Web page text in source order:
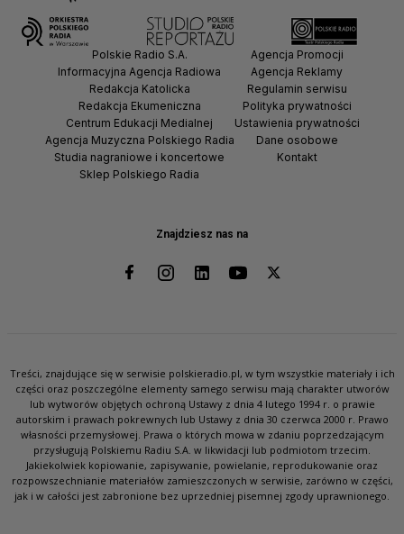
Znajdziesz nas na
Polskie Radio S.A.
Informacyjna Agencja Radiowa
Redakcja Katolicka
Redakcja Ekumeniczna
Centrum Edukacji Medialnej
Agencja Muzyczna Polskiego Radia
Studia nagraniowe i koncertowe
Sklep Polskiego Radia
Agencja Promocji
Agencja Reklamy
Regulamin serwisu
Polityka prywatności
Ustawienia prywatności
Dane osobowe
Kontakt
Treści, znajdujące się w serwisie polskieradio.pl, w tym wszystkie materiały i ich
części oraz poszczególne elementy samego serwisu mają charakter utworów
lub wytworów objętych ochroną Ustawy z dnia 4 lutego 1994 r. o prawie
autorskim i prawach pokrewnych lub Ustawy z dnia 30 czerwca 2000 r. Prawo
własności przemysłowej. Prawa o których mowa w zdaniu poprzedzającym
przysługują Polskiemu Radiu S.A. w likwidacji lub podmiotom trzecim.
Jakiekolwiek kopiowanie, zapisywanie, powielanie, reprodukowanie oraz
rozpowszechnianie materiałów zamieszczonych w serwisie, zarówno w części,
jak i w całości jest zabronione bez uprzedniej pisemnej zgody uprawnionego.